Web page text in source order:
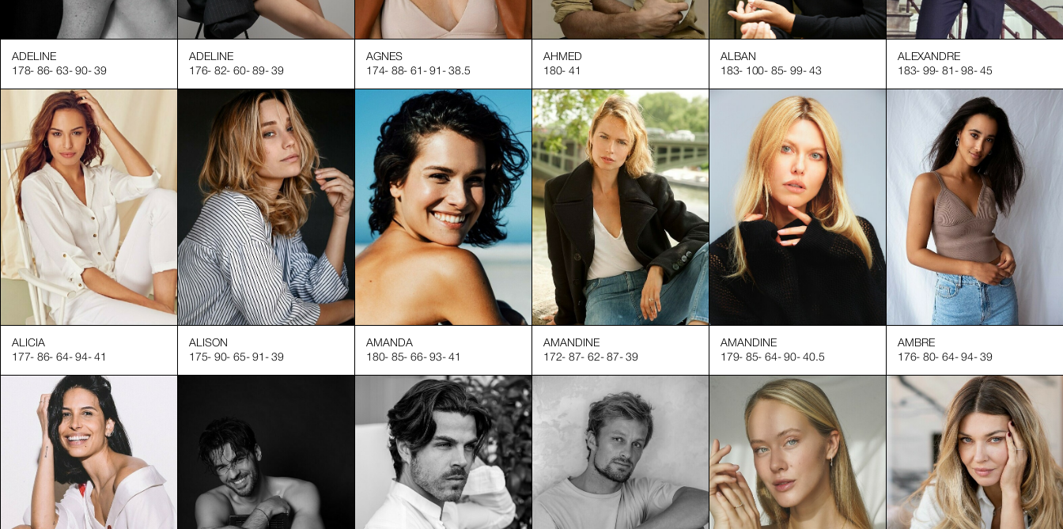
Leur spécialisation : mannequin mains, mannequin beauté, mannequin fitness ou lifestyle
Nos profils de mannequins publicitaires couvrent une large gamme de besoins :
Mannequins pour campagnes publicitaires TV, print et digitales
Modèles pour e-commerce, catalogues et vidéos produits
Mannequins spécialisés dans les secteurs du luxe, de la beauté, du sport ou de la mode
Talents disponibles à Genève, Lausanne, Zurich, et à l’international
Tous nos mannequins sont sélectionnés pour leur :
Présence et charisme devant l’objectif
Expérience dans les environnements créatifs exigeants
Professionnalisme et sens du détail
Diversité physique et stylistique, pour répondre aux besoins d’inclusion et de représentativité
Une expertise locale à Genève, Lausanne et Zurich
Une sélection rigoureuse de profils expérimentés et spécialisés
Un service complet : casting, réservation, gestion administrative et accompagnement sur les shootings
Une équipe dédiée, à l’écoute de vos enjeux créatifs et marketing
Contactez dès maintenant Square Models Agency pour trouver le mannequin publicitaire idéal et renforcer l’impact visuel de vos campagnes.
ADELINE
178- 86- 63- 90- 39
ADELINE
176- 82- 60- 89- 39
AGNES
174- 88- 61 - 91 - 38.5
AHMED
180- 41
ALBAN
183- 100- 85- 99- 43
ALEXANDRE
183- 99- 81 - 98- 45
ALICIA
177- 86- 64- 94- 41
ALISON
175- 90- 65- 91 - 39
AMANDA
180- 85- 66- 93- 41
AMANDINE
172- 87- 62- 87- 39
AMANDINE
179- 85- 64- 90- 40.5
AMBRE
176- 80- 64- 94- 39